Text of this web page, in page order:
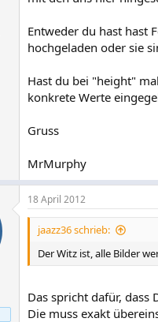
Entweder du hast hast
hochgeladen oder sie
Hast du bei "height"
konkrete Werte
Gruss
MrMurphy
18 April 2012
jaazz36 schrieb:
Der Witz ist, alle Bilder
Das spricht dafür,
Die muss exakt